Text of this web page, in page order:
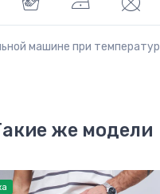
машине при
же модели